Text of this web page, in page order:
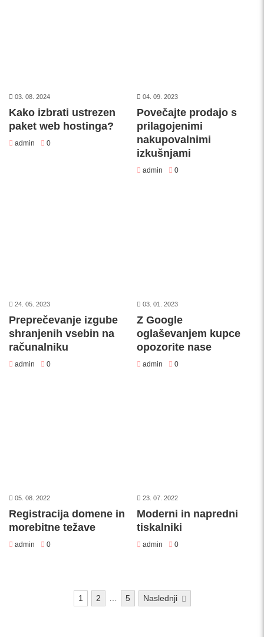
03. 08. 2024
Kako izbrati ustrezen
paket web hostinga?
admin 0
04. 09. 2023
Povečajte prodajo s
prilagojenimi
nakupovalnimi
izkušnjami
admin 0
24. 05. 2023
Preprečevanje izgube
shranjenih vsebin na
računalniku
admin 0
03. 01. 2023
Z Google
oglaševanjem kupce
opozorite nase
admin 0
05. 08. 2022
Registracija domene in
morebitne težave
admin 0
23. 07. 2022
Moderni in napredni
tiskalniki
admin 0
1 2 … 5 Naslednji